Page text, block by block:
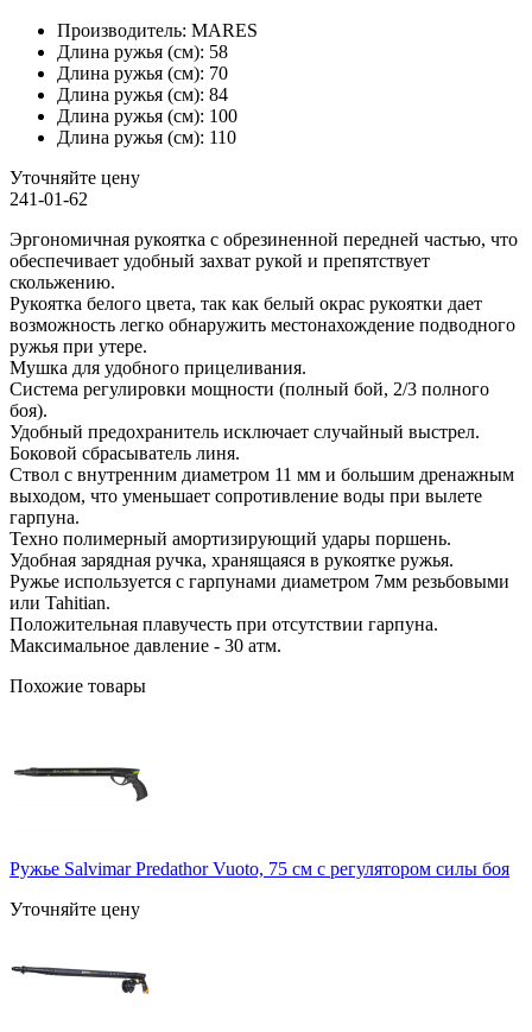
Производитель: MARES
Длина ружья (см): 58
Длина ружья (см): 70
Длина ружья (см): 84
Длина ружья (см): 100
Длина ружья (см): 110
Уточняйте цену
241-01-62
Эргономичная рукоятка с обрезиненной передней частью, что
обеспечивает удобный захват рукой и препятствует
скольжению.
Рукоятка белого цвета, так как белый окрас рукоятки дает
возможность легко обнаружить местонахождение подводного
ружья при утере.
Мушка для удобного прицеливания.
Система регулировки мощности (полный бой, 2/3 полного
боя).
Удобный предохранитель исключает случайный выстрел.
Боковой сбрасыватель линя.
Ствол с внутренним диаметром 11 мм и большим дренажным
выходом, что уменьшает сопротивление воды при вылете
гарпуна.
Техно полимерный амортизирующий удары поршень.
Удобная зарядная ручка, хранящаяся в рукоятке ружья.
Ружье используется с гарпунами диаметром 7мм резьбовыми
или Tahitian.
Положительная плавучесть при отсутствии гарпуна.
Максимальное давление - 30 атм.
Похожие товары
Ружье Salvimar Predathor Vuoto, 75 см с регулятором силы боя
Уточняйте цену